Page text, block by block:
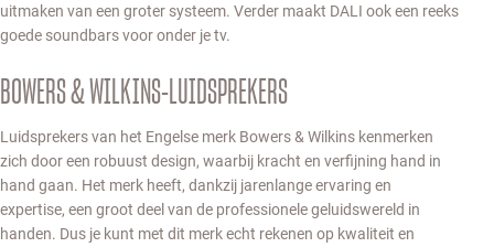
uitmaken van een groter systeem. Verder maakt DALI ook een reeks
goede soundbars voor onder je tv.
BOWERS & WILKINS-LUIDSPREKERS
Luidsprekers van het Engelse merk Bowers & Wilkins kenmerken
zich door een robuust design, waarbij kracht en verfijning hand in
hand gaan. Het merk heeft, dankzij jarenlange ervaring en
expertise, een groot deel van de professionele geluidswereld in
handen. Dus je kunt met dit merk echt rekenen op kwaliteit en